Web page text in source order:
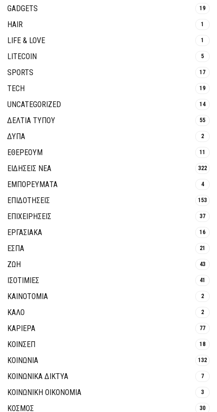
GADGETS 19
HAIR 1
LIFE & LOVE 1
LITECOIN 5
SPORTS 17
TECH 19
UNCATEGORIZED 14
ΔΕΛΤΙΑ ΤΥΠΟΥ 55
ΔΥΠΑ 2
ΕΘΈΡΕΟΥΜ 11
ΕΙΔΗΣΕΙΣ ΝΕΑ 322
ΕΜΠΟΡΕΥΜΑΤΑ 4
ΕΠΙΔΟΤΗΣΕΙΣ 153
ΕΠΙΧΕΙΡΗΣΕΙΣ 37
ΕΡΓΑΣΙΑΚΑ 16
ΕΣΠΑ 21
ΖΩΗ 43
ΙΣΟΤΙΜΙΕΣ 41
ΚΑΙΝΟΤΟΜΊΑ 2
ΚΑΛΟ 2
ΚΑΡΙΕΡΑ 77
ΚΟΙΝΣΕΠ 18
ΚΟΙΝΩΝΙΑ 132
ΚΟΙΝΩΝΙΚΆ ΔΊΚΤΥΑ 7
ΚΟΙΝΩΝΙΚΉ ΟΙΚΟΝΟΜΊΑ 3
ΚΟΣΜΟΣ 30